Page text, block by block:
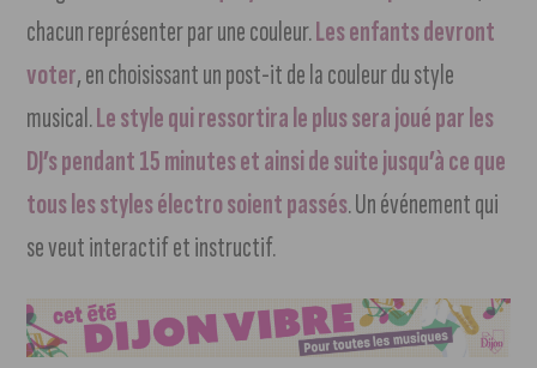
chacun représenter par une couleur.Les enfants devront
voter, en choisissant un post-it de la couleur du style
musical.Le style qui ressortira le plus sera joué par les
DJ’s pendant 15 minutes et ainsi de suite jusqu’à ce que
tous les styles électro soient passés. Un événement qui
se veut interactif et instructif.